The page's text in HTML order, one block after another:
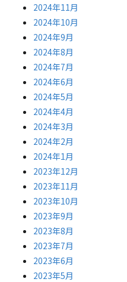
2024年11月
2024年10月
2024年9月
2024年8月
2024年7月
2024年6月
2024年5月
2024年4月
2024年3月
2024年2月
2024年1月
2023年12月
2023年11月
2023年10月
2023年9月
2023年8月
2023年7月
2023年6月
2023年5月